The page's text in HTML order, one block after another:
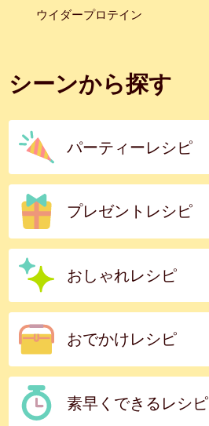
ウイダープロテイン
シーンから探す
パーティーレシピ
プレゼントレシピ
おしゃれレシピ
おでかけレシピ
素早くできるレシピ